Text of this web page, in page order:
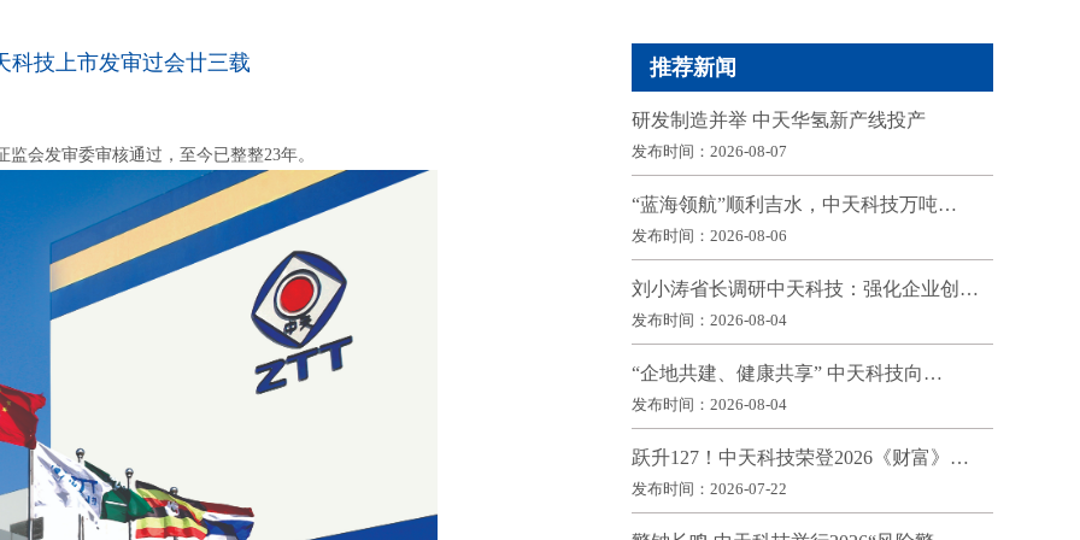
科技上市发审过会廿三载
会发审委审核通过，至今已整整23年。
推荐新闻
研发制造并举 中天华氢新产线投产
发布时间：2026-08-07
“蓝海领航”顺利吉水，中天科技万吨…
发布时间：2026-08-06
刘小涛省长调研中天科技：强化企业创…
发布时间：2026-08-04
“企地共建、健康共享” 中天科技向…
发布时间：2026-08-04
跃升127！中天科技荣登2026《财富》…
发布时间：2026-07-22